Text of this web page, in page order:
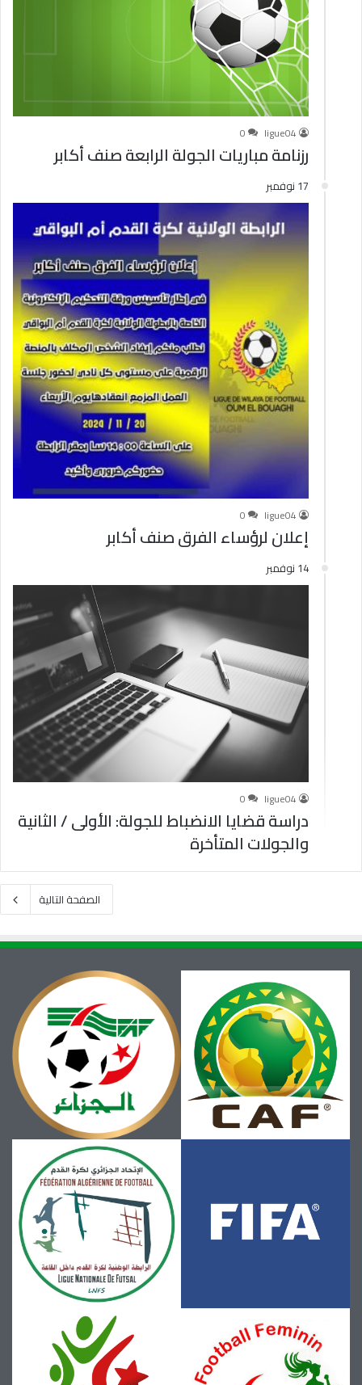
ligue04
0
رزنامة مباريات الجولة الرابعة صنف أكابر
17 نوفمبر
ligue04
0
إعلان لرؤساء الفرق صنف أكابر
14 نوفمبر
ligue04
0
دراسة قضايا الانضباط للجولة: الأولى / الثانية
والجولات المتأخرة
الصفحة التالية